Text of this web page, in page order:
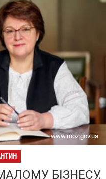
www.moz.gov.ua
БІЗНЕСУ,